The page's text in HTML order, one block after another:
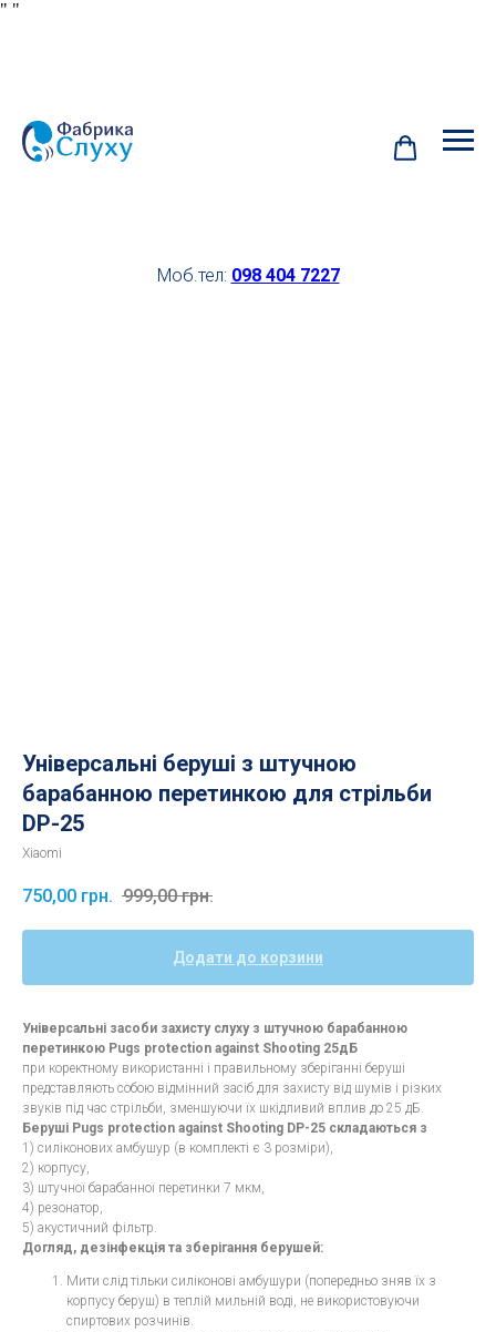
" "
Моб.тел: 098 404 7227
Універсальні беруші з штучною
барабанною перетинкою для стрільби
DP-25
Xiaomi
750,00 грн. 999,00 грн.
Додати до корзини
Універсальні засоби захисту слуху з штучною барабанною
перетинкою Pugs protection against Shooting 25дБ
при коректному використанні і правильному зберіганні беруші
представляють собою відмінний засіб для захисту від шумів і різких
звуків під час стрільби, зменшуючи їх шкідливий вплив до 25 дБ.
Беруші Pugs protection against Shooting DP-25 складаються з
1) силіконових амбушур (в комплекті є 3 розміри),
2) корпусу,
3) штучної барабанної перетинки 7 мкм,
4) резонатор,
5) акустичний фільтр.
Догляд, дезінфекція та зберігання берушей:
Мити слід тільки силіконові амбушури (попередньо зняв їх з
корпусу беруш) в теплій мильній воді, не використовуючи
спиртових розчинів.